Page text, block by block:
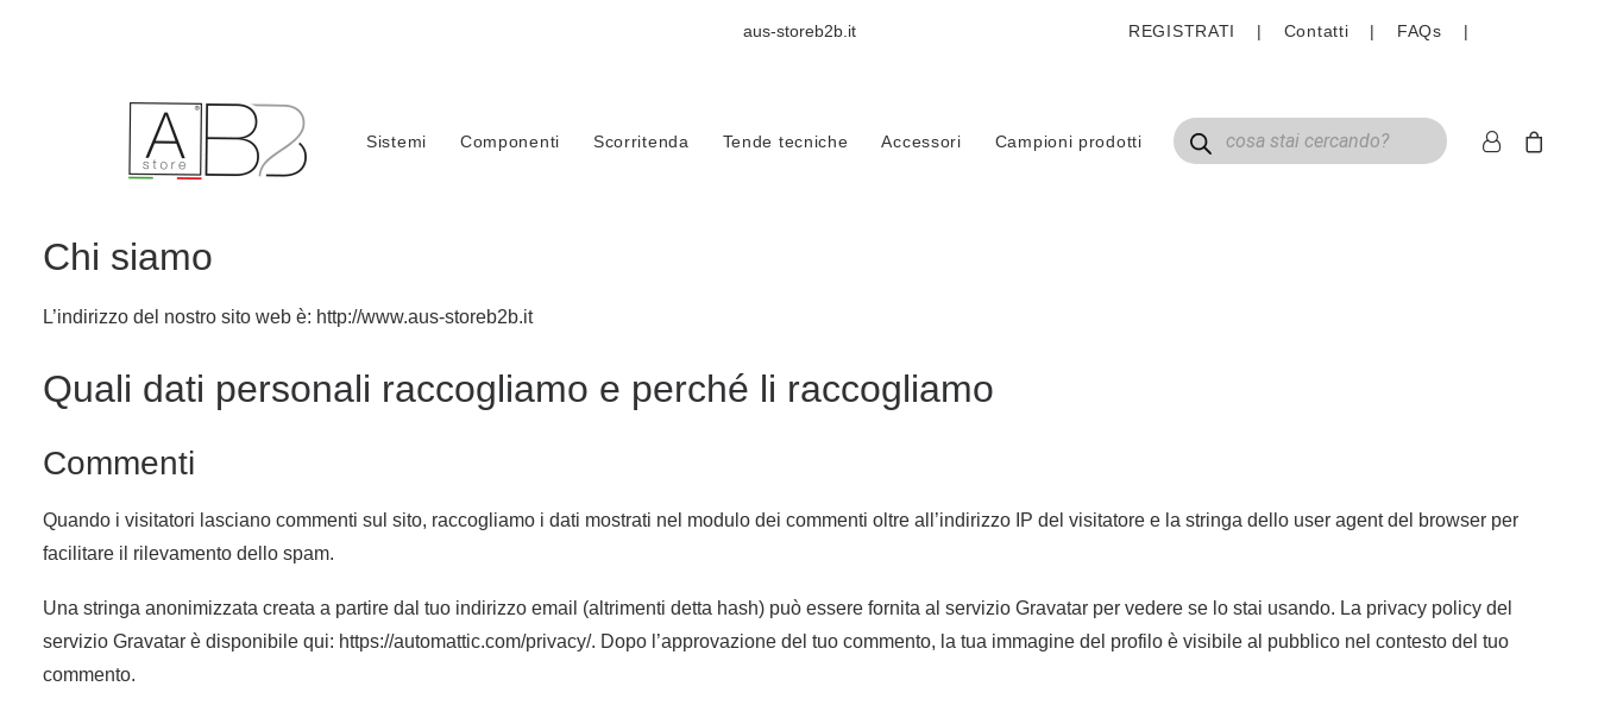
aus-storeb2b.it REGISTRATI | Contatti | FAQs |
Sistemi Componenti Scorritenda Tende tecniche Accessori Campioni prodotti Ricerca prodotti
Privacy Policy
Chi siamo
L’indirizzo del nostro sito web è: http://www.aus-storeb2b.it
Quali dati personali raccogliamo e perché li raccogliamo
Commenti
Quando i visitatori lasciano commenti sul sito, raccogliamo i dati mostrati nel modulo dei commenti oltre all’indirizzo IP del visitatore e la stringa dello user agent del browser per
facilitare il rilevamento dello spam.
Una stringa anonimizzata creata a partire dal tuo indirizzo email (altrimenti detta hash) può essere fornita al servizio Gravatar per vedere se lo stai usando. La privacy policy del
servizio Gravatar è disponibile qui: https://automattic.com/privacy/. Dopo l’approvazione del tuo commento, la tua immagine del profilo è visibile al pubblico nel contesto del tuo
commento.